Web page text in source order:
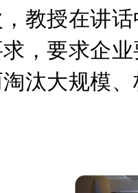
教授在讲
，要求企
汰大规模